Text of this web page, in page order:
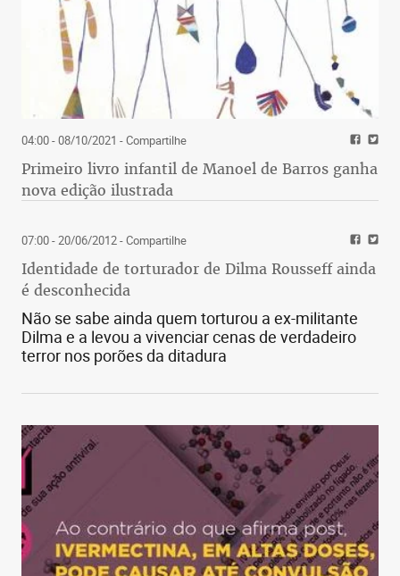
04:00 - 08/10/2021 - Compartilhe
Primeiro livro infantil de Manoel de Barros ganha
nova edição ilustrada
07:00 - 20/06/2012- Compartilhe
Identidade de torturador de Dilma Rousseff ainda
é desconhecida
Não se sabe ainda quem torturou a ex-militante
Dilma e a levou a vivenciar cenas de verdadeiro
terror nos porões da ditadura